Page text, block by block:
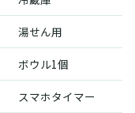
湯せん用
ボウル1個
スマホタイマー